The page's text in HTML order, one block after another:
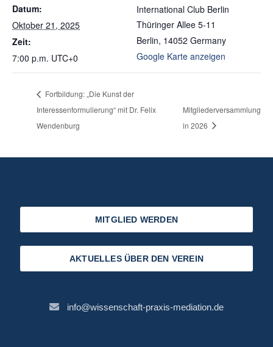
Datum:
Oktober 21, 2025
Zeit:
7:00 p.m. UTC+0
International Club Berlin
Thüringer Allee 5-11
Berlin, 14052 Germany
Google Karte anzeigen
Fortbildung: „Die Kunst der
Interessenformulierung“ mit Dr. Felix
Wendenburg
Mitgliederversammlung
in 2026
MITGLIED WERDEN
AKTUELLES ÜBER DEN VEREIN
info@wissenschaft-praxis-mediation.de